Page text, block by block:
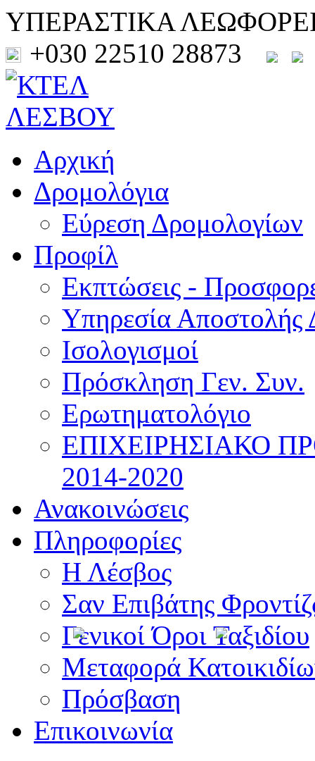
ΥΠΕΡΑΣΤΙΚΑ
+030 22510 28873
Αρχική
Δρομολόγια
Εύρεση Δρομολογίων
Προφίλ
Εκπτώσεις -
Υπηρεσία Αποστολής
Ισολογισμοί
Πρόσκληση Γεν. Συν.
Ερωτηματολόγιο
ΕΠΙΧΕΙΡΗΣΙΑΚΟ
2014-2020
Ανακοινώσεις
Πληροφορίες
Η Λέσβος
Σαν Επιβάτης
Γενικοί Όροι Ταξιδίου
Μεταφορά
Πρόσβαση
Επικοινωνία